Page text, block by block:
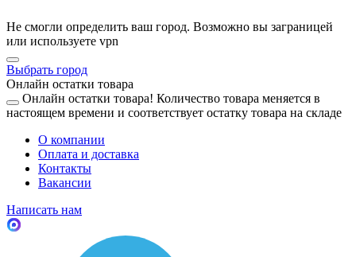
Не смогли определить ваш город. Возможно вы заграницей
или используете vpn
Выбрать город
Онлайн остатки товара
Онлайн остатки товара! Количество товара меняется в
настоящем времени и соответствует остатку товара на складе
О компании
Оплата и доставка
Контакты
Вакансии
Написать нам